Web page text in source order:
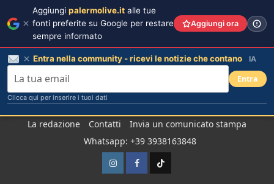
La redazione Contatti
Invia un comunicato stampa
Whatsapp: +39 3938163848
InstagramFacebook
TikTok
Aggiungi palermolive.it alle tue
fonti preferite su Google per restare
sempre informato
Aggiungi ora
Entra nella community - ricevi le notizie che contano IA
Entra
Clicca qui per inserire i tuoi dati